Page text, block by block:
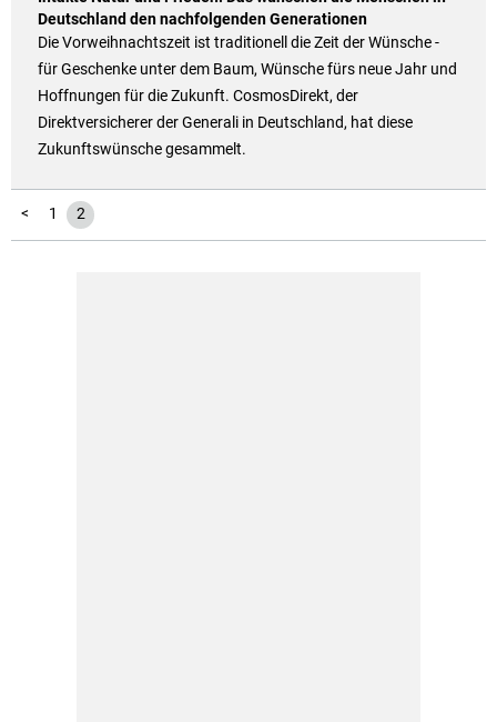
Deutschland den nachfolgenden Generationen
Die Vorweihnachtszeit ist traditionell die Zeit der Wünsche -
für Geschenke unter dem Baum, Wünsche fürs neue Jahr und
Hoffnungen für die Zukunft. CosmosDirekt, der
Direktversicherer der Generali in Deutschland, hat diese
Zukunftswünsche gesammelt.
< 1 2